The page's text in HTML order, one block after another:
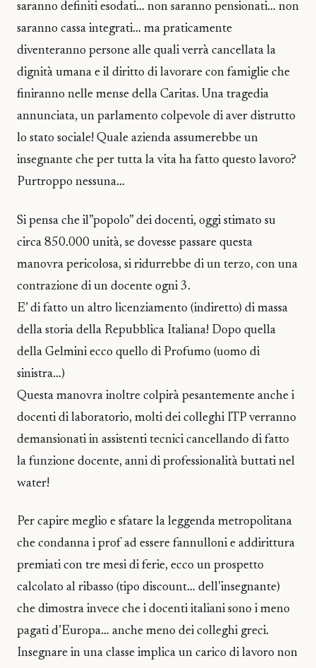
saranno definiti esodati… non saranno pensionati… non
saranno cassa integrati… ma praticamente
diventeranno persone alle quali verrà cancellata la
dignità umana e il diritto di lavorare con famiglie che
finiranno nelle mense della Caritas. Una tragedia
annunciata, un parlamento colpevole di aver distrutto
lo stato sociale! Quale azienda assumerebbe un
insegnante che per tutta la vita ha fatto questo lavoro?
Purtroppo nessuna…
Si pensa che il”popolo” dei docenti, oggi stimato su
circa 850.000 unità, se dovesse passare questa
manovra pericolosa, si ridurrebbe di un terzo, con una
contrazione di un docente ogni 3.
E’ di fatto un altro licenziamento (indiretto) di massa
della storia della Repubblica Italiana! Dopo quella
della Gelmini ecco quello di Profumo (uomo di
sinistra…)
Questa manovra inoltre colpirà pesantemente anche i
docenti di laboratorio, molti dei colleghi ITP verranno
demansionati in assistenti tecnici cancellando di fatto
la funzione docente, anni di professionalità buttati nel
water!
Per capire meglio e sfatare la leggenda metropolitana
che condanna i prof ad essere fannulloni e addirittura
premiati con tre mesi di ferie, ecco un prospetto
calcolato al ribasso (tipo discount… dell’insegnante)
che dimostra invece che i docenti italiani sono i meno
pagati d’Europa… anche meno dei colleghi greci.
Insegnare in una classe implica un carico di lavoro non